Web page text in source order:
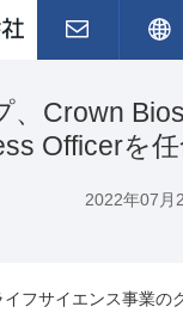
お問い
、Crown
Officerを
2022年07月
フサイエンス事業の